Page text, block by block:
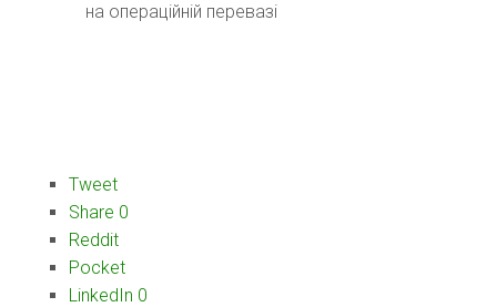
на операційній перевазі
Tweet
Share 0
Reddit
Pocket
LinkedIn 0